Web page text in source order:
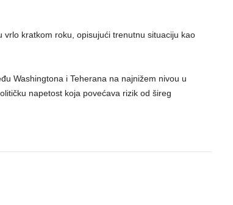
kratkom roku, opisujući trenutnu situaciju kao
Washingtona i Teherana na najnižem nivou u
napetost koja povećava rizik od šireg